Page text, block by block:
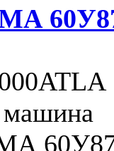
машина